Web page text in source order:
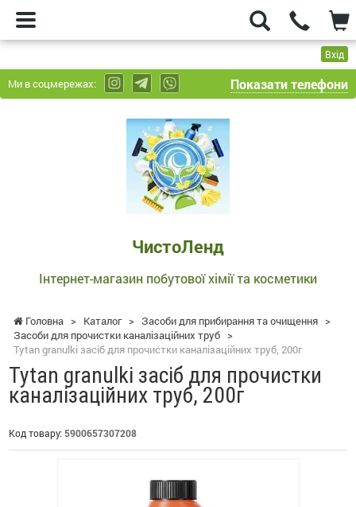
Вхід
Ми в соцмережах: Показати телефони
ЧистоЛенд
Інтернет-магазин побутової хімії та косметики
Головна > Каталог > Засоби для прибирання та очищення >
Засоби для прочистки каналізаційних труб >
Tytan granulki засіб для прочистки каналізаційних труб, 200г
Tytan granulki засіб для прочистки
каналізаційних труб, 200г
Код товару: 5900657307208